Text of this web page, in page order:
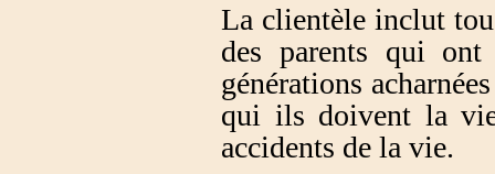
La clientèle inclut
des parents qui
générations
qui ils doivent la
accidents de la vie.